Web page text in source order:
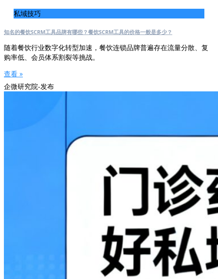
私域技巧
知名的餐饮SCRM工具品牌有哪些？餐饮SCRM工具的价格一般是多少？
随着餐饮行业数字化转型加速，餐饮连锁品牌普遍存在流量分散、复
购率低、会员体系割裂等挑战。
查看 »
企微研究院-发布